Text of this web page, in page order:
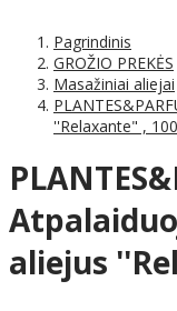
Pagrindinis
GROŽIO PREKĖS
Masažiniai aliejai
''Relaxante" ,
aliejus